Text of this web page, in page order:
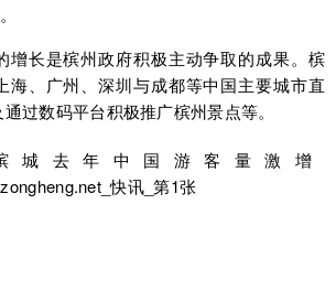
增长是槟州政府积极主动争取的成果。槟
海、广州、深圳与成都等中国主要城市直
过数码平台积极推广槟州景点等。